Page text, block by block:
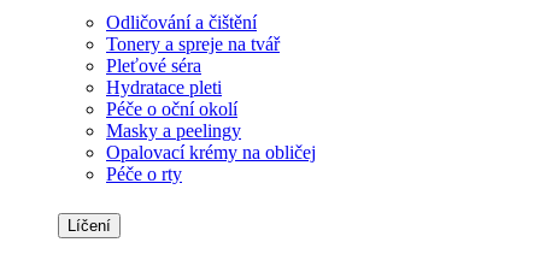
Odličování a čištění
Tonery a spreje na tvář
Pleťové séra
Hydratace pleti
Péče o oční okolí
Masky a peelingy
Opalovací krémy na obličej
Péče o rty
Líčení